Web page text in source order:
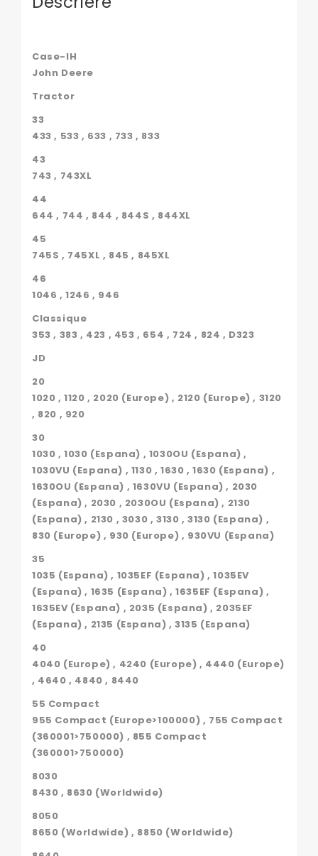
Case-IH
John Deere
Tractor
33
433 , 533 , 633 , 733 , 833
43
743 , 743XL
44
644 , 744 , 844 , 844S , 844XL
45
745S , 745XL , 845 , 845XL
46
1046 , 1246 , 946
Classique
353 , 383 , 423 , 453 , 654 , 724 , 824 , D323
JD
20
1020 , 1120 , 2020 (Europe) , 2120 (Europe) , 3120
, 820 , 920
30
1030 , 1030 (Espana) , 1030OU (Espana) ,
1030VU (Espana) , 1130 , 1630 , 1630 (Espana) ,
1630OU (Espana) , 1630VU (Espana) , 2030
(Espana) , 2030 , 2030OU (Espana) , 2130
(Espana) , 2130 , 3030 , 3130 , 3130 (Espana) ,
830 (Europe) , 930 (Europe) , 930VU (Espana)
35
1035 (Espana) , 1035EF (Espana) , 1035EV
(Espana) , 1635 (Espana) , 1635EF (Espana) ,
1635EV (Espana) , 2035 (Espana) , 2035EF
(Espana) , 2135 (Espana) , 3135 (Espana)
40
4040 (Europe) , 4240 (Europe) , 4440 (Europe)
, 4640 , 4840 , 8440
55 Compact
955 Compact (Europe>100000) , 755 Compact
(360001>750000) , 855 Compact
(360001>750000)
8030
8430 , 8630 (Worldwide)
8050
8650 (Worldwide) , 8850 (Worldwide)